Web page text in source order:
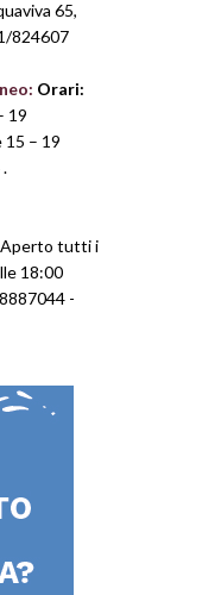
65,
824607
Orari:
19
15 – 19
Aperto tutti i
18:00
-